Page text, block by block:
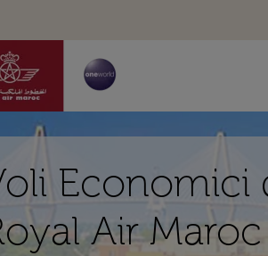
Economici
Air Maroc